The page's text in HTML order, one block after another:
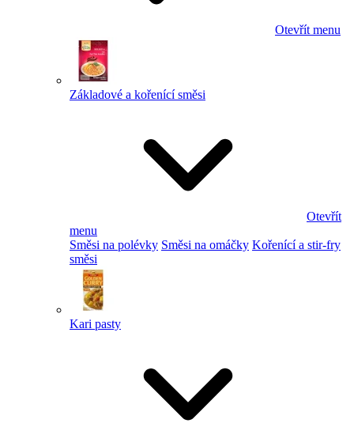
Otevřít menu
Základové a kořenící směsi
Otevřít
menu
Směsi na polévky Směsi na omáčky Kořenící a stir-fry
směsi
Kari pasty